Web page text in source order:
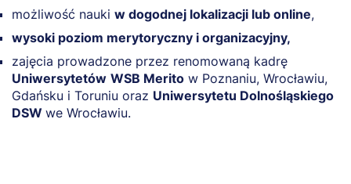
możliwość nauki w dogodnej lokalizacji lub online,
wysoki poziom merytoryczny i organizacyjny,
zajęcia prowadzone przez renomowaną kadrę
Uniwersytetów WSB Merito w Poznaniu, Wrocławiu,
Gdańsku i Toruniu oraz Uniwersytetu Dolnośląskiego
DSW we Wrocławiu.